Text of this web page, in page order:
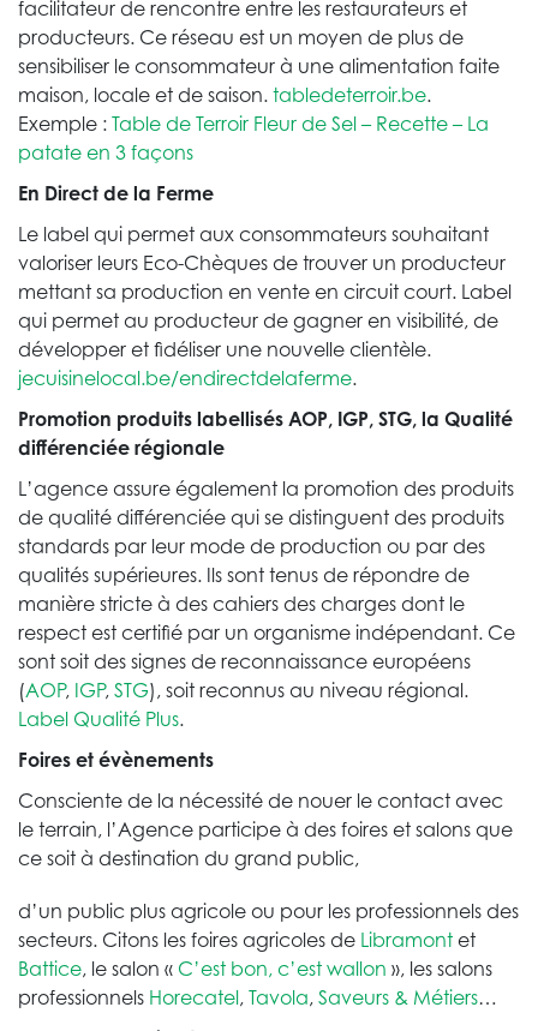
facilitateur de rencontre entre les restaurateurs et
producteurs. Ce réseau est un moyen de plus de
sensibiliser le consommateur à une alimentation faite
maison, locale et de saison. tabledeterroir.be.
Exemple : Table de Terroir Fleur de Sel – Recette – La
patate en 3 façons
En Direct de la Ferme
Le label qui permet aux consommateurs souhaitant
valoriser leurs Eco-Chèques de trouver un producteur
mettant sa production en vente en circuit court. Label
qui permet au producteur de gagner en visibilité, de
développer et fidéliser une nouvelle clientèle.
jecuisinelocal.be/endirectdelaferme.
Promotion produits labellisés AOP, IGP, STG, la Qualité
différenciée régionale
L’agence assure également la promotion des produits
de qualité différenciée qui se distinguent des produits
standards par leur mode de production ou par des
qualités supérieures. Ils sont tenus de répondre de
manière stricte à des cahiers des charges dont le
respect est certifié par un organisme indépendant. Ce
sont soit des signes de reconnaissance européens
(AOP, IGP, STG), soit reconnus au niveau régional.
Label Qualité Plus.
Foires et évènements
Consciente de la nécessité de nouer le contact avec
le terrain, l’Agence participe à des foires et salons que
ce soit à destination du grand public,
d’un public plus agricole ou pour les professionnels des
secteurs. Citons les foires agricoles de Libramont et
Battice, le salon « C’est bon, c’est wallon », les salons
professionnels Horecatel, Tavola, Saveurs & Métiers…